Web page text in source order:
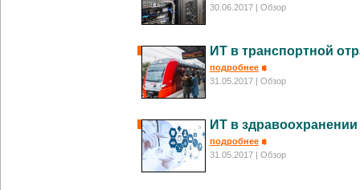
30.06.2017
| Обзор
ИТ в транспортной
подробнее
31.05.2017
| Обзор
ИТ в здравоохранении
подробнее
31.05.2017
| Обзор